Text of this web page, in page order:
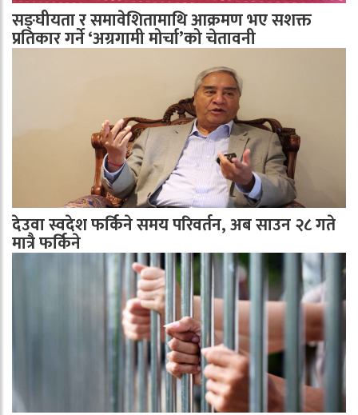
सङ्घीयता र समावेशितामाथि आक्रमण भए सशक्त
प्रतिकार गर्ने ‘अग्रगामी मोर्चा’को चेतावनी
देउवा स्वदेश फर्किने समय परिवर्तन, अब साउन २८ गते
मात्रै फर्किने